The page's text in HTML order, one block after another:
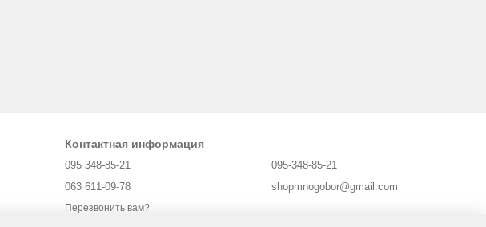
Контактная информация
095 348-85-21
063 611-09-78
Перезвонить вам?
095-348-85-21
shopmnogobor@gmail.com